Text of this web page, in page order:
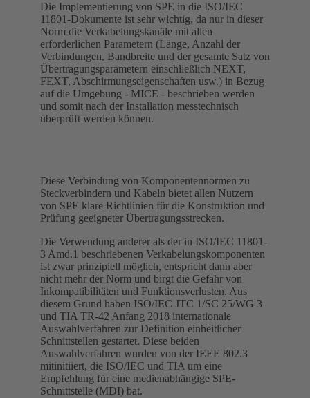
Die Implementierung von SPE in die ISO/IEC
11801-Dokumente ist sehr wichtig, da nur in dieser
Norm die Verkabelungskanäle mit allen
erforderlichen Parametern (Länge, Anzahl der
Verbindungen, Bandbreite und der gesamte Satz von
Übertragungsparametern einschließlich NEXT,
FEXT, Abschirmungseigenschaften usw.) in Bezug
auf die Umgebung - MICE - beschrieben werden
und somit nach der Installation messtechnisch
überprüft werden können.
Diese Verbindung von Komponentennormen zu
Steckverbindern und Kabeln bietet allen Nutzern
von SPE klare Richtlinien für die Konstruktion und
Prüfung geeigneter Übertragungsstrecken.
Die Verwendung anderer als der in ISO/IEC 11801-
3 Amd.1 beschriebenen Verkabelungskomponenten
ist zwar prinzipiell möglich, entspricht dann aber
nicht mehr der Norm und birgt die Gefahr von
Inkompatibilitäten und Funktionsverlusten. Aus
diesem Grund haben ISO/IEC JTC 1/SC 25/WG 3
und TIA TR-42 Anfang 2018 internationale
Auswahlverfahren zur Definition einheitlicher
Schnittstellen gestartet. Diese beiden
Auswahlverfahren wurden von der IEEE 802.3
mitinitiiert, die ISO/IEC und TIA um eine
Empfehlung für eine medienabhängige SPE-
Schnittstelle (MDI) bat.